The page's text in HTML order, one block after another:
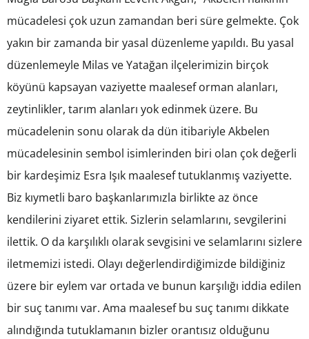
mücadelesi çok uzun zamandan beri süre gelmekte. Çok
yakın bir zamanda bir yasal düzenleme yapıldı. Bu yasal
düzenlemeyle Milas ve Yatağan ilçelerimizin birçok
köyünü kapsayan vaziyette maalesef orman alanları,
zeytinlikler, tarım alanları yok edinmek üzere. Bu
mücadelenin sonu olarak da dün itibariyle Akbelen
mücadelesinin sembol isimlerinden biri olan çok değerli
bir kardeşimiz Esra Işık maalesef tutuklanmış vaziyette.
Biz kıymetli baro başkanlarımızla birlikte az önce
kendilerini ziyaret ettik. Sizlerin selamlarını, sevgilerini
ilettik. O da karşılıklı olarak sevgisini ve selamlarını sizlere
iletmemizi istedi. Olayı değerlendirdiğimizde bildiğiniz
üzere bir eylem var ortada ve bunun karşılığı iddia edilen
bir suç tanımı var. Ama maalesef bu suç tanımı dikkate
alındığında tutuklamanın bizler orantısız olduğunu